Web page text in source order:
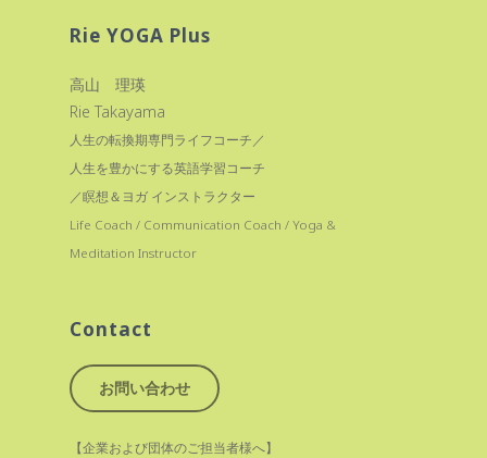
Rie YOGA Plus
高山 理瑛
Rie Takayama
人生の転換期専門ライフコーチ／
人生を豊かにする英語学習コーチ
／瞑想＆ヨガ インストラクター
Life Coach / Communication Coach / Yoga &
Meditation Instructor
Contact
お問い合わせ
【企業および団体のご担当者様へ】